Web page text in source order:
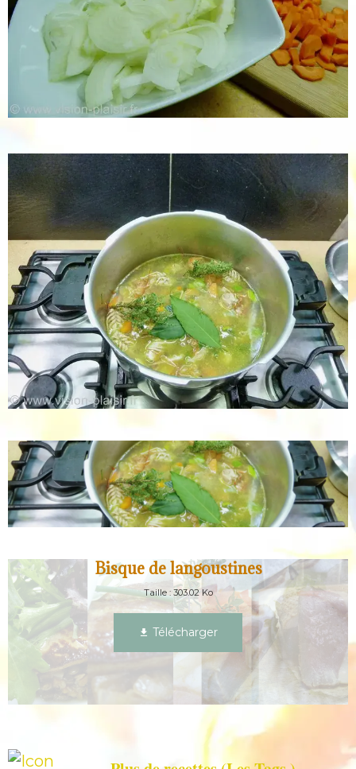
Bisque de langoustines
Taille : 303.02 Ko
Télécharger